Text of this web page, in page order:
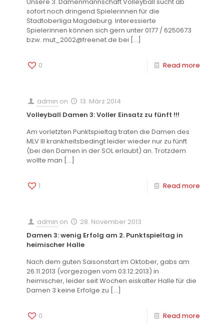
sofort noch dringend Spielerinnen für die
Stadtoberliga Magdeburg. Interessierte
Spielerinnen können sich gern unter 0177 / 6250673
bzw. mut_2002@freenet.de bei […]
0 Read more
admin on
13. März 2014
Volleyball Damen 3: Voller Einsatz zu fünft !!!
Am vorletzten Punktspieltag traten die Damen des
MLV III krankheitsbedingt leider wieder nur zu fünft
(bei den Damen in der SOL erlaubt) an. Trotzdem
wollte man […]
1 Read more
admin on
28. November 2013
Damen 3: wenig Erfolg am 2. Punktspieltag in
heimischer Halle
Nach dem guten Saisonstart im Oktober, gabs am
26.11.2013 (vorgezogen vom 03.12.2013) in
heimischer, leider seit Wochen eiskalter Halle für die
Damen 3 keine Erfolge zu […]
0 Read more